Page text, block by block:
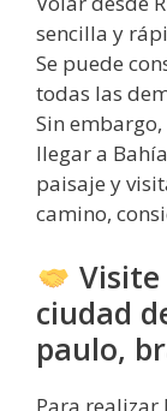
sencilla y
Se puede
todas las
Sin
llegar a
paisaje y
camino,
Visite
ciudad
paulo,